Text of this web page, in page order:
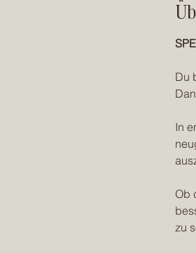
Du
In
Ob
zu